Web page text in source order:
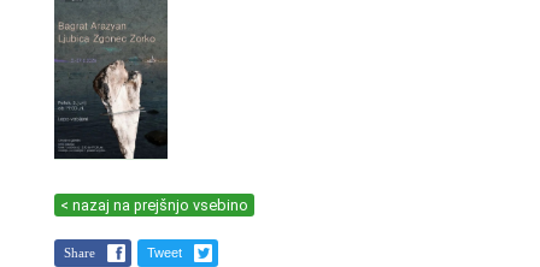
< nazaj na prejšnjo vsebino
Share Tweet